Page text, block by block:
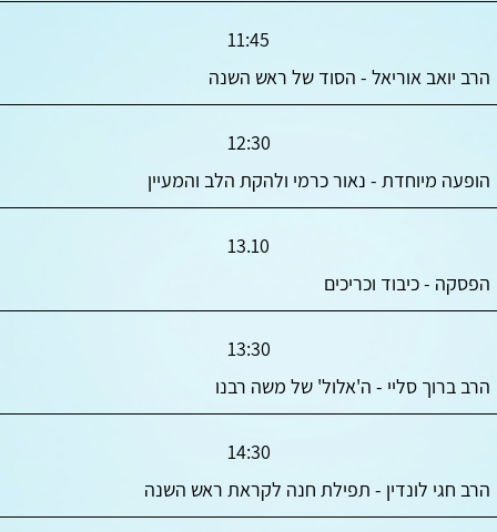
11:45
הרב יואב אוריאל - הסוד של ראש השנה
12:30
הופעה מיוחדת - נאור כרמי ולהקת הלב והמעיין
13.10
הפסקה - כיבוד וכריכים
13:30
הרב ברוך סליי - ה'אלול' של משה רבנו
14:30
הרב חגי לונדין - תפילת חנה לקראת ראש השנה